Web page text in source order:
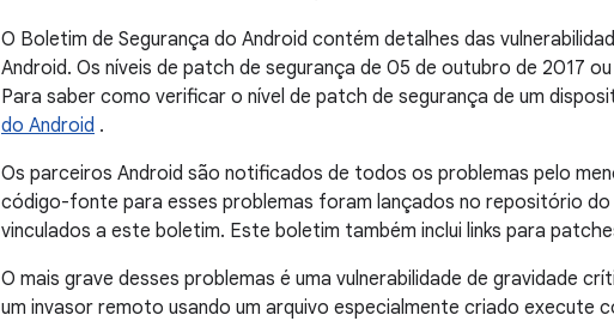
O Boletim de Segurança do Android contém detalhes das
Android. Os níveis de patch de segurança de 05 de outubro de 2017
Para saber como verificar o nível de patch de segurança de um
do Android .
Os parceiros Android são notificados de todos os problemas pelo
código-fonte para esses problemas foram lançados no repositório do
vinculados a este boletim. Este boletim também inclui links para
O mais grave desses problemas é uma vulnerabilidade de gravidade
um invasor remoto usando um arquivo especialmente criado